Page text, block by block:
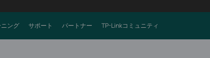
ング サポート パートナー TP-Linkコミュニティ